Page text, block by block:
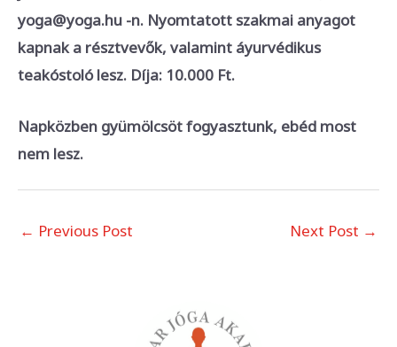
yoga@yoga.hu -n. Nyomtatott szakmai anyagot
kapnak a résztvevők, valamint áyurvédikus
teakóstoló lesz. Díja: 10.000 Ft.
Napközben gyümölcsöt fogyasztunk, ebéd most
nem lesz.
← Previous Post Next Post →